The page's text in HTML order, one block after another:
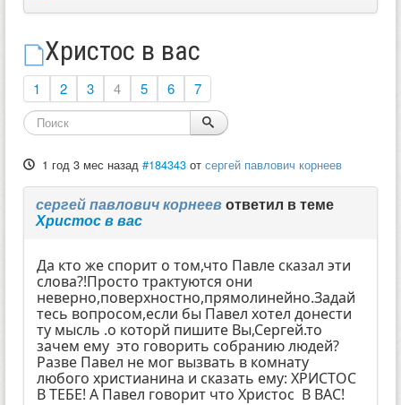
БЛОГИ
МУЗЫКА
БИБЛИЯ
ОПРОСЫ
НОВОСТИ
Христос в вас
1 2 3 4 5 6 7
1 год 3 мес назад #184343 отсергей павлович корнеев
сергей павлович корнеевответил в теме
Христос в вас
Да кто же спорит о том,что Павле сказал эти
слова?!Просто трактуются они
неверно,поверхностно,прямолинейно.Задай
тесь вопросом,если бы Павел хотел донести
ту мысль .о которй пишите Вы,Сергей.то
зачем ему это говорить собранию людей?
Разве Павел не мог вызвать в комнату
любого христианина и сказать ему: ХРИСТОС
В ТЕБЕ! А Павел говорит что Христос В ВАС!